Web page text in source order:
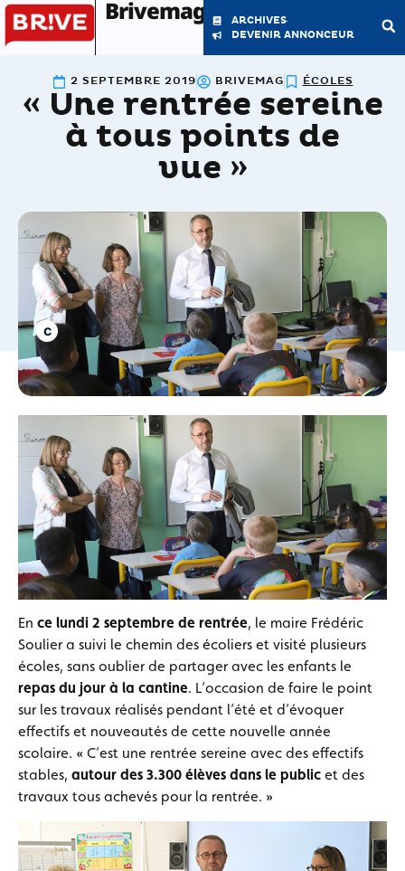
Brivemag'
ARCHIVES
DEVENIR ANNONCEUR
2 SEPTEMBRE 2019 BRIVEMAG ÉCOLES
« Une rentrée sereine
à tous points de
vue »
En ce lundi 2 septembre de rentrée, le maire Frédéric
Soulier a suivi le chemin des écoliers et visité plusieurs
écoles, sans oublier de partager avec les enfants le
repas du jour à la cantine. L’occasion de faire le point
sur les travaux réalisés pendant l’été et d’évoquer
effectifs et nouveautés de cette nouvelle année
scolaire. « C’est une rentrée sereine avec des effectifs
stables, autour des 3.300 élèves dans le public et des
travaux tous achevés pour la rentrée. »